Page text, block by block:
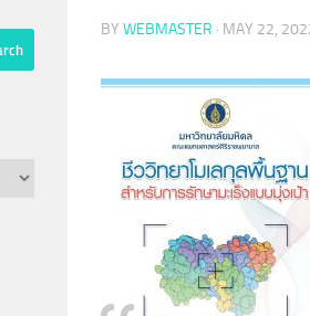
BY WEBMASTER · MAY 22,